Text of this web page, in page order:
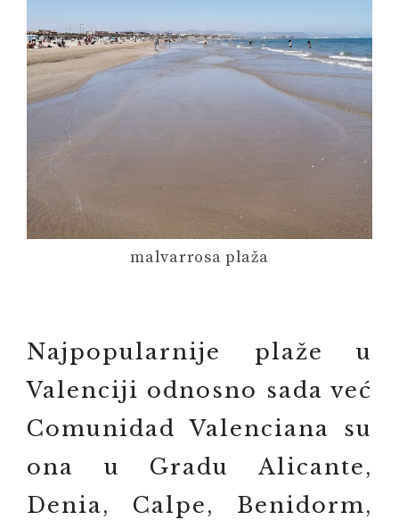
malvarrosa plaža
Najpopularnije plaže u
Valenciji odnosno sada već
Comunidad Valenciana su
ona u Gradu Alicante,
Denia, Calpe, Benidorm,